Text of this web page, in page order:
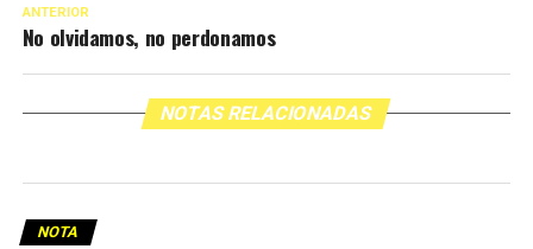
ANTERIOR
No olvidamos, no perdonamos
NOTAS RELACIONADAS
NOTA